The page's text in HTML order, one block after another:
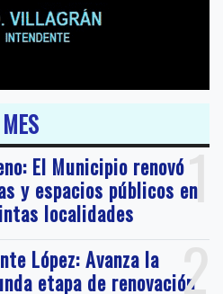
1
El Municipio renovó
y espacios públicos en
localidades
2
López: Avanza la
etapa de renovación